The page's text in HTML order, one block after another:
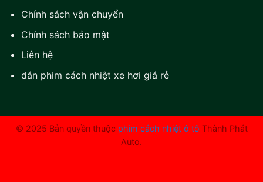
Chính sách vận chuyển
Chính sách bảo mật
Liên hệ
dán phim cách nhiệt xe hơi giá rẻ
© 2025 Bản quyền thuộc phim cách nhiệt ô tô Thành Phát
Auto.